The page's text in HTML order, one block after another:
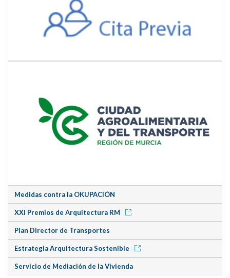
Medidas contra la OKUPACIÓN
XXI Premios de Arquitectura RM
Plan Director de Transportes
Estrategia Arquitectura Sostenible
Servicio de Mediación de la Vivienda